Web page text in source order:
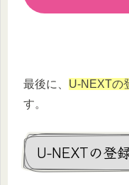
最後に、 U-NEXTの
す。
U-NEXTの登